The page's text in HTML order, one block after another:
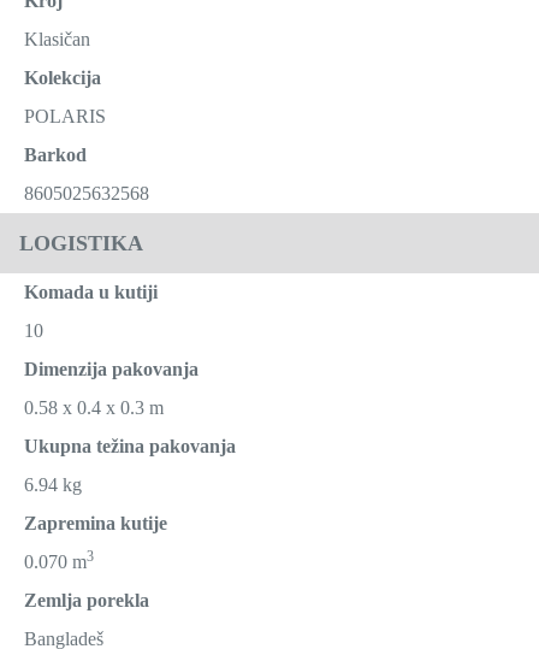
Klasičan
Kolekcija
POLARIS
Barkod
8605025632568
LOGISTIKA
Komada u kutiji
10
Dimenzija pakovanja
0.58 x 0.4 x 0.3 m
Ukupna težina pakovanja
6.94 kg
Zapremina kutije
0.070 m3
Zemlja porekla
Bangladeš